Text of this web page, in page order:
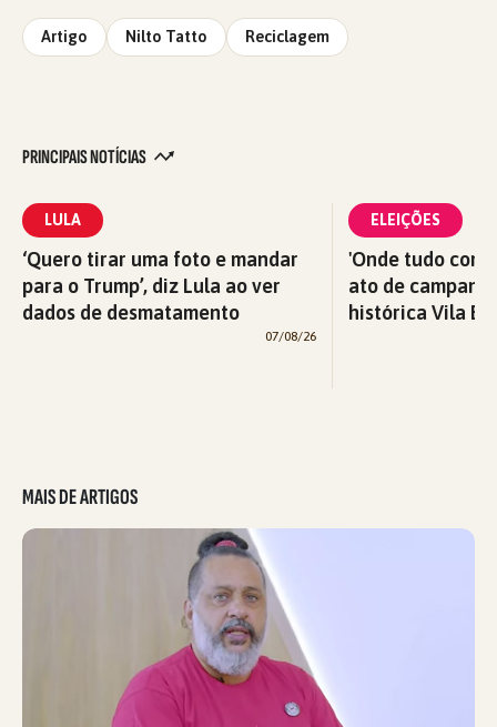
Artigo Nilto Tatto Reciclagem
PRINCIPAIS NOTÍCIAS
LULA
‘Quero tirar uma foto e mandar
para o Trump’, diz Lula ao ver
dados de desmatamento
07/08/26
ELEIÇÕES
'Onde tudo
ato de
histórica Vila
MAIS DE ARTIGOS